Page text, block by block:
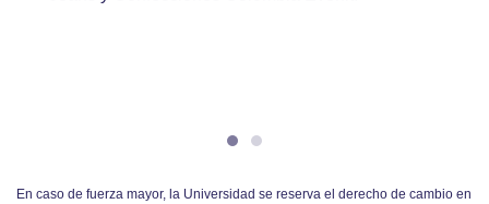
En caso de fuerza mayor, la Universidad se reserva el derecho de cambio en